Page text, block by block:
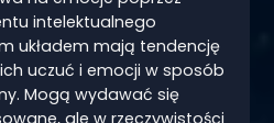
intelektualnego
układem mają tendencję
uczuć i emocji w sposób
Mogą wydawać się